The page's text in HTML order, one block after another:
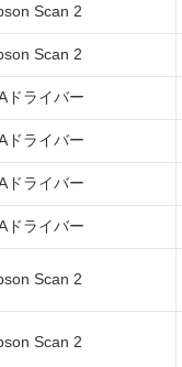
Scan 2
Scan 2
ライバー
ライバー
ライバー
ライバー
Scan 2
Scan 2